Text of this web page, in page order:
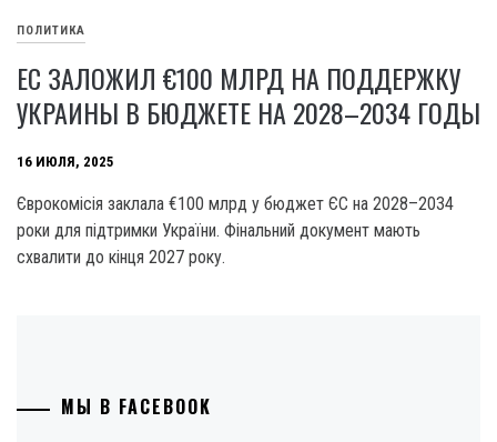
ПОЛИТИКА
ЕС ЗАЛОЖИЛ €100 МЛРД НА ПОДДЕРЖКУ
УКРАИНЫ В БЮДЖЕТЕ НА 2028–2034 ГОДЫ
16 ИЮЛЯ, 2025
Єврокомісія заклала €100 млрд у бюджет ЄС на 2028–2034
роки для підтримки України. Фінальний документ мають
схвалити до кінця 2027 року.
МЫ В FACEBOOK